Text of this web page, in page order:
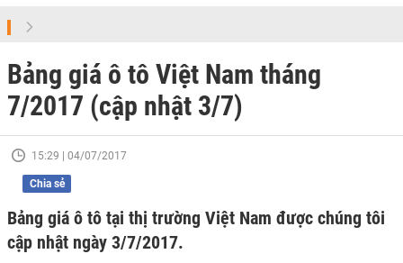
Bảng giá ô tô Việt Nam tháng
7/2017 (cập nhật 3/7)
15:29 | 04/07/2017
Chia sẻ
Bảng giá ô tô tại thị trường Việt Nam được chúng tôi
cập nhật ngày 3/7/2017.